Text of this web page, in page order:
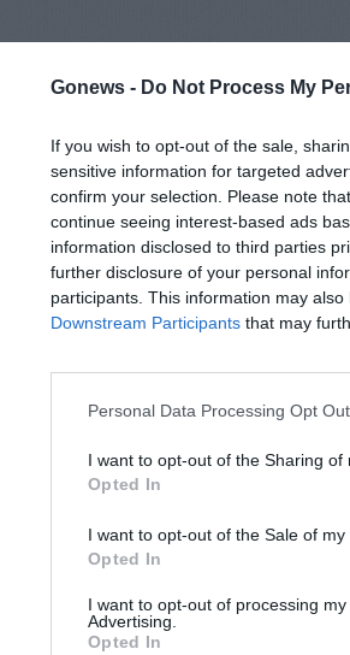
Gonews - Do Not Process My
If you wish to opt-out of the sale,
sensitive information for targeted
confirm your selection. Please note
continue seeing interest-based ads
information disclosed to third parties
further disclosure of your personal
participants. This information may
Downstream Participants that may
Personal Data Processing Opt
I want to opt-out of the Sharing of
Opted In
I want to opt-out of the Sale of
Opted In
I want to opt-out of processing
Advertising.
Opted In